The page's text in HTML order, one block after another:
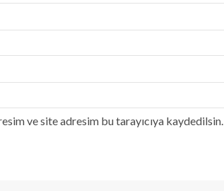
ve site adresim bu tarayıcıya kaydedilsin.